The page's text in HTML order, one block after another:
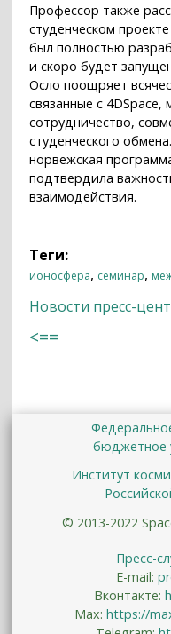
Профессор также
студенческом проекте
был полностью
и скоро будет
Осло поощряет
связанные с
сотрудничество,
студенческого
норвежская
подтвердила
взаимодействия.
Теги:
ионосфера, семинар,
Новости пресс-
<==
бюджетное
Институт
© 2013-2022
Пресс-
E-mail:
Вконтакте:
Max: https://